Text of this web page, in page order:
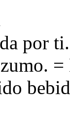
por ti.